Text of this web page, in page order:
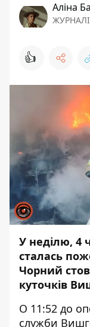
Аліна
👍
У неділю, 4
сталась
Чорний
куточків
О 11:52 до
служби